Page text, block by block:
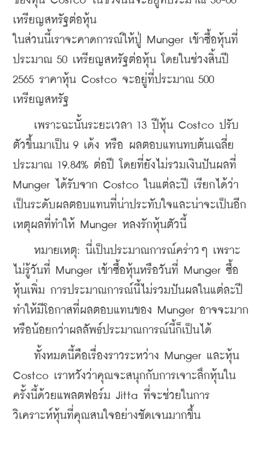
เหรียญสหรัฐต่อหุ้น
ในส่วนนี้เราจะคาดการณ์ให้ปู่ Munger เข้าซื้อหุ้นที่
ประมาณ 50 เหรียญสหรัฐต่อหุ้น โดยในช่วงสิ้นปี
2565 ราคาหุ้น Costco จะอยู่ที่ประมาณ 500
เหรียญสหรัฐ
เพราะฉะนั้นระยะเวลา 13 ปีหุ้น Costco ปรับ
ตัวขึ้นมาเป็น 9 เด้ง หรือ ผลตอบแทนทบต้นเฉลี่ย
ประมาณ 19.84% ต่อปี โดยที่ยังไม่รวมเงินปันผลที่
Munger ได้รับจาก Costco ในแต่ละปี เรียกได้ว่า
เป็นระดับผลตอบแทนที่น่าประทับใจและน่าจะเป็นอีก
เหตุผลที่ทำให้ Munger หลงรักหุ้นตัวนี้
หมายเหตุ: นี่เป็นประมาณการณ์คร่าวๆ เพราะ
ไม่รู้วันที่ Munger เข้าซื้อหุ้นหรือวันที่ Munger ซื้อ
หุ้นเพิ่ม การประมาณการณ์นี้ไม่รวมปันผลในแต่ละปี
ทำให้มีโอกาสที่ผลตอบแทนของ Munger อาจจะมาก
หรือน้อยกว่าผลลัพธ์ประมาณการณ์นี้ก็เป็นได้
ทั้งหมดนี้คือเรื่องราวระหว่าง Munger และหุ้น
Costco เราหวังว่าคุณจะสนุกกับการเจาะลึกหุ้นใน
ครั้งนี้ด้วยแพลตฟอร์ม Jitta ที่จะช่วยในการ
วิเคราะห์หุ้นที่คุณสนใจอย่างชัดเจนมากขึ้น